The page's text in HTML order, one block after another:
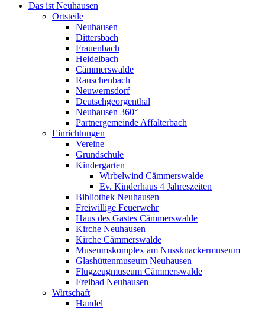
Das ist Neuhausen
Ortsteile
Neuhausen
Dittersbach
Frauenbach
Heidelbach
Cämmerswalde
Rauschenbach
Neuwernsdorf
Deutschgeorgenthal
Neuhausen 360°
Partnergemeinde Affalterbach
Einrichtungen
Vereine
Grundschule
Kindergarten
Wirbelwind Cämmerswalde
Ev. Kinderhaus 4 Jahreszeiten
Bibliothek Neuhausen
Freiwillige Feuerwehr
Haus des Gastes Cämmerswalde
Kirche Neuhausen
Kirche Cämmerswalde
Museumskomplex am Nussknackermuseum
Glashüttenmuseum Neuhausen
Flugzeugmuseum Cämmerswalde
Freibad Neuhausen
Wirtschaft
Handel